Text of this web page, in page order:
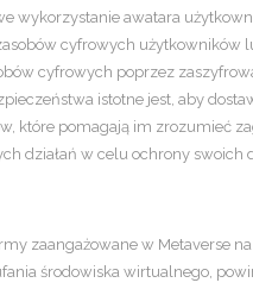
wykorzystanie awatara
cyfrowych
cyfrowych poprzez
istotne jest, aby
które pomagają im zrozumieć
działań w celu ochrony swoich
zaangażowane w Metaverse
środowiska wirtualnego,